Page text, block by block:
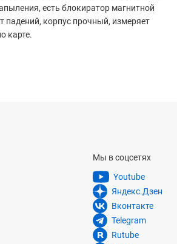
есть блокиратор магнитной
падений, корпус прочный, измеряет
карте.
Мы в соцсетях
Youtube
Яндекс.Дзен
Вконтакте
Telegram
Rutube